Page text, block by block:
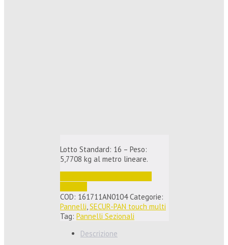
Lotto Standard: 16 – Peso:
5,7708 kg al metro lineare.
COD: 161711AN0104 Categorie:
Pannelli,SECUR-PAN touch multi
Tag: Pannelli Sezionali
Descrizione